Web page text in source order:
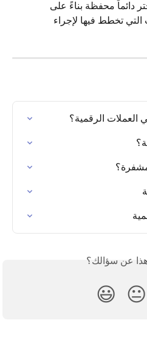
دائماً محفظة بناءً على
التي تخطط فيها لإجراء
العملات الرقمية؟
عن سؤالك؟
😐
😃